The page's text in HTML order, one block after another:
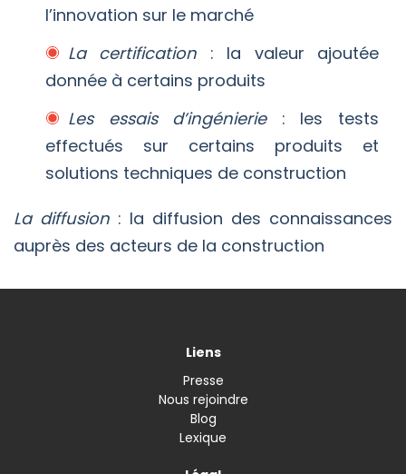
l’innovation sur le marché
La certification : la valeur ajoutée
donnée à certains produits
Les essais d’ingénierie: les tests
effectués sur certains produits et
solutions techniques de construction
La diffusion : la diffusion des connaissances
auprès des acteurs de la construction
Liens
Presse
Nous rejoindre
Blog
Lexique